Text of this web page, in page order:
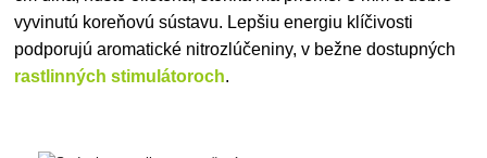
vyvinutú koreňovú sústavu. Lepšiu energiu klíčivosti
podporujú aromatické nitrozlúčeniny, v bežne dostupných
rastlinných stimulátoroch.